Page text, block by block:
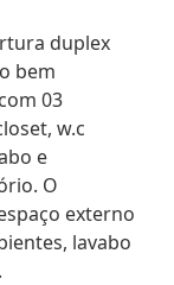
duplex
bem
03
w.c
e
O
externo
lavabo